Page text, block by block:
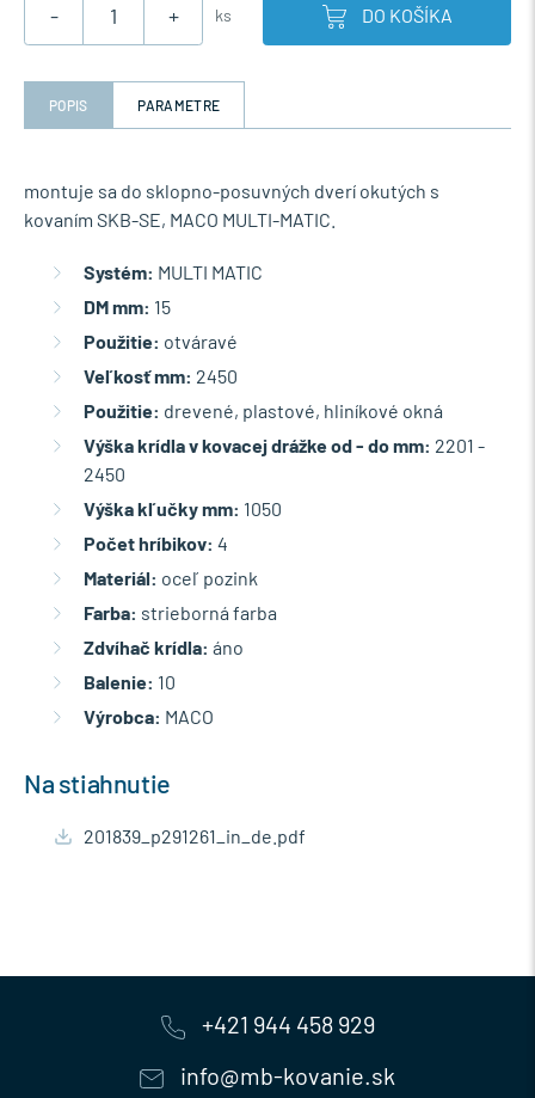
- + ks DO KOŠÍKA
POPIS PARAMETRE
montuje sa do sklopno-posuvných dverí okutých s
kovaním SKB-SE, MACO MULTI-MATIC.
Systém: MULTI MATIC
DM mm: 15
Použitie: otváravé
Veľkosť mm: 2450
Použitie: drevené, plastové, hliníkové okná
Výška krídla v kovacej drážke od - do mm: 2201 -
2450
Výška kľučky mm: 1050
Počet hríbikov: 4
Materiál: oceľ pozink
Farba: strieborná farba
Zdvíhač krídla: áno
Balenie: 10
Výrobca: MACO
Na stiahnutie
201839_p291261_in_de.pdf
+421 944 458 929
info@mb-kovanie.sk